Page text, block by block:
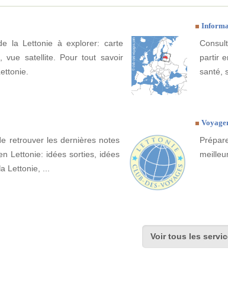
la Lettonie à explorer: carte
vue satellite. Pour tout savoir
partir
santé,
retrouver les dernières notes
Lettonie: idées sorties, idées
Lettonie, ...
Voir tous les